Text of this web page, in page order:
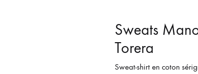
Sweats
Torera
Sweat-shirt en coton